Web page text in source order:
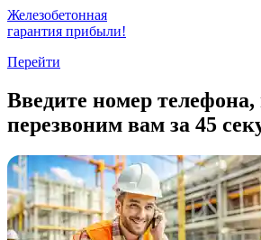
Железобетонная
гарантия прибыли!
Перейти
Введите номер
перезвоним вам за 45